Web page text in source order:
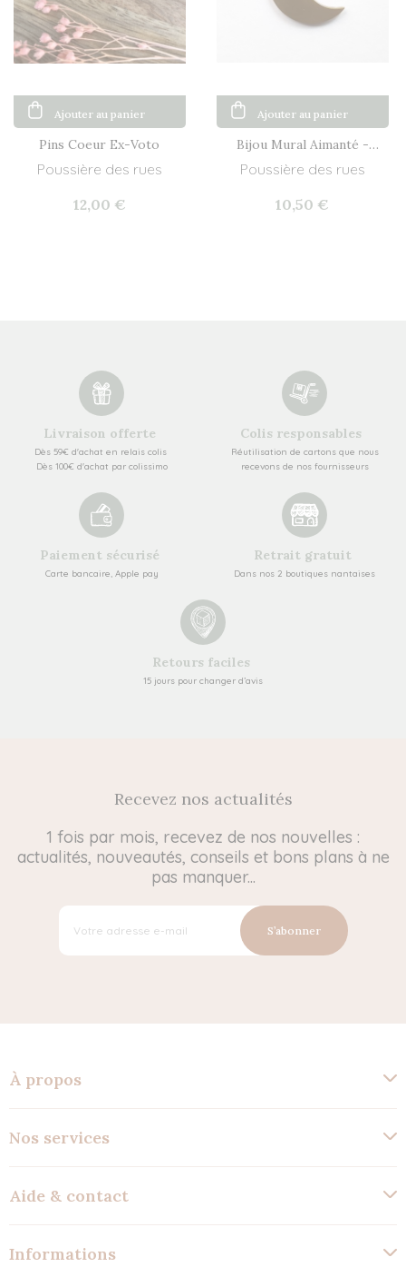
Pins Coeur Ex-Voto
Poussière des rues
12,00 €
Ajouter au panier
Bijou Mural Aimanté -
Lune
Poussière des rues
10,50 €
Ajouter au panier
Livraison offerte
Dès 59€ d'achat en relais colis
Dès 100€ d'achat par colissimo
Colis responsables
Réutilisation de cartons que nous
recevons de nos fournisseurs
Paiement sécurisé
Carte bancaire, Apple pay
Retrait gratuit
Dans nos 2 boutiques nantaises
Retours faciles
15 jours pour changer d’avis
Recevez nos actualités
1 fois par mois, recevez de nos nouvelles :
actualités, nouveautés, conseils et bons plans à ne
pas manquer...
S’abonner
À propos
Nos services
Aide & contact
Informations